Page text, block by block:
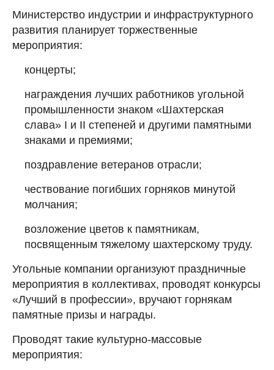
Министерство индустрии и инфраструктурного
развития планирует торжественные
мероприятия:
концерты;
награждения лучших работников угольной
промышленности знаком «Шахтерская
слава» I и II степеней и другими памятными
знаками и премиями;
поздравление ветеранов отрасли;
чествование погибших горняков минутой
молчания;
возложение цветов к памятникам,
посвященным тяжелому шахтерскому труду.
Угольные компании организуют праздничные
мероприятия в коллективах, проводят конкурсы
«Лучший в профессии», вручают горнякам
памятные призы и награды.
Проводят такие культурно-массовые
мероприятия: